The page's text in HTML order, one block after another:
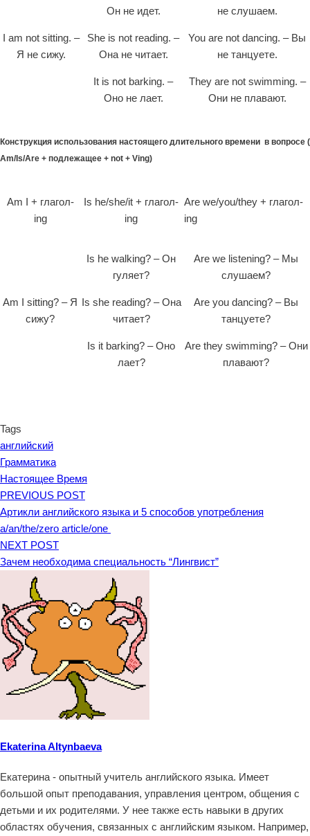
I am not sitting. –
Я не сижу.
Он не идет.
She is not reading. –
Она не читает.
It is not barking. –
Оно не лает.
не слушаем.
You are not dancing. – Вы
не танцуете.
They are not swimming. –
Они не плавают.
Конструкция использования настоящего длительного времени в вопросе (
Am/Is/Are + подлежащее + not + Ving)
Am I + глагол-
ing
Is he/she/it + глагол-
ing
Are we/you/they + глагол-
ing
Am I sitting? – Я
сижу?
Is he walking? – Он
гуляет?
Is she reading? – Она
читает?
Is it barking? – Оно
лает?
Are we listening? – Мы
слушаем?
Are you dancing? – Вы
танцуете?
Are they swimming? – Они
плавают?
Tags
английский
Грамматика
Настоящее Время
PREVIOUS POST
Артикли английского языка и 5 способов употребления
a/an/the/zero article/one
NEXT POST
Зачем необходима специальность “Лингвист”
Ekaterina Altynbaeva
Екатерина - опытный учитель английского языка. Имеет
большой опыт преподавания, управления центром, общения с
детьми и их родителями. У нее также есть навыки в других
областях обучения, связанных с английским языком. Например,